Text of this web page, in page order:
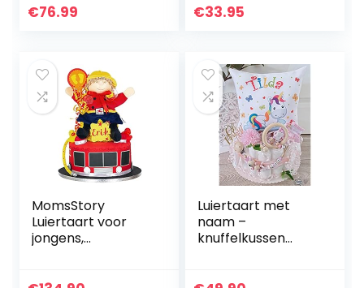
45-delig –
€76.99 €33.95
MomsStory
Luiertaart voor
jongens,
Luiertaart met
naam –
knuffelkussen